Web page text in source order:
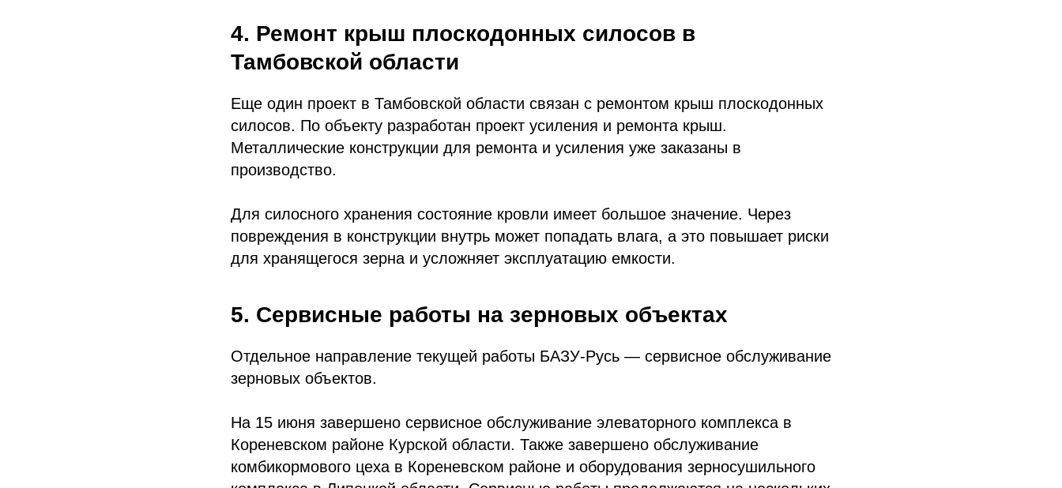
4. Ремонт крыш плоскодонных силосов в
Тамбовской области
Еще один проект в Тамбовской области связан с ремонтом крыш плоскодонных
силосов. По объекту разработан проект усиления и ремонта крыш.
Металлические конструкции для ремонта и усиления уже заказаны в
производство.
Для силосного хранения состояние кровли имеет большое значение. Через
повреждения в конструкции внутрь может попадать влага, а это повышает риски
для хранящегося зерна и усложняет эксплуатацию емкости.
5. Сервисные работы на зерновых объектах
Отдельное направление текущей работы БАЗУ-Русь — сервисное обслуживание
зерновых объектов.
На 15 июня завершено сервисное обслуживание элеваторного комплекса в
Кореневском районе Курской области. Также завершено обслуживание
комбикормового цеха в Кореневском районе и оборудования зерносушильного